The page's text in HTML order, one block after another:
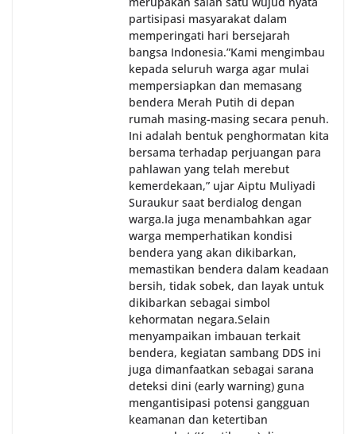
partisipasi masyarakat dalam
memperingati hari bersejarah
bangsa Indonesia.‎‎”Kami mengimbau
kepada seluruh warga agar mulai
mempersiapkan dan memasang
bendera Merah Putih di depan
rumah masing-masing secara penuh.
Ini adalah bentuk penghormatan kita
bersama terhadap perjuangan para
pahlawan yang telah merebut
kemerdekaan,” ujar Aiptu Muliyadi
Suraukur saat berdialog dengan
warga.‎‎Ia juga menambahkan agar
warga memperhatikan kondisi
bendera yang akan dikibarkan,
memastikan bendera dalam keadaan
bersih, tidak sobek, dan layak untuk
dikibarkan sebagai simbol
kehormatan negara.‎‎‎Selain
menyampaikan imbauan terkait
bendera, kegiatan sambang DDS ini
juga dimanfaatkan sebagai sarana
deteksi dini (early warning) guna
mengantisipasi potensi gangguan
keamanan dan ketertiban